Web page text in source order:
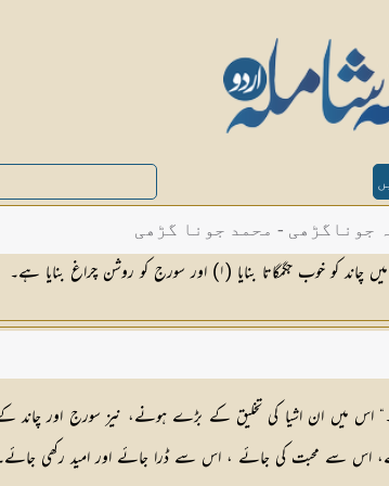
جوناگڑھی - محمد جونا گڑھی
چاند کو خوب جگمگاتا بنایا (١) اور سورج کو روشن چراغ بنایا ہے۔
اس میں ان اشیا کی تخلیق کے بڑے ہونے، نیز سورج اور چاند
اس سے محبت کی جائے ، اس سے ڈرا جائے اور امید رکھی